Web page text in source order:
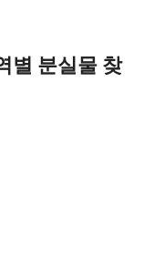
별 분실물 찾